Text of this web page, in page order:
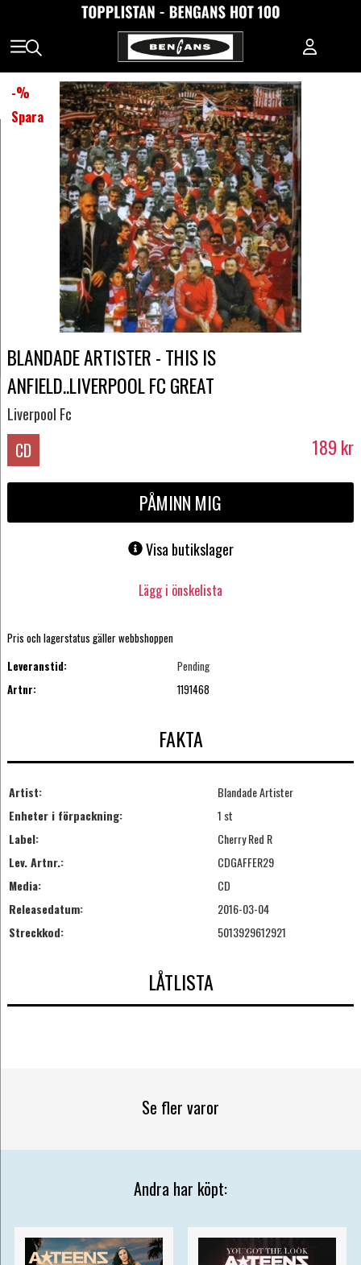
-%
Spara
BLANDADE ARTISTER - THIS IS
ANFIELD..LIVERPOOL FC GREAT
Liverpool Fc
CD 189 kr
PÅMINN MIG
Visa butikslager
Lägg i önskelista
Pris och lagerstatus gäller webbshoppen
Leveranstid:
Pending
Artnr:
1191468
FAKTA
Artist:
Blandade Artister
Enheter i förpackning:
1 st
Label:
Cherry Red R
Lev. Artnr.:
CDGAFFER29
Media:
CD
Releasedatum:
2016-03-04
Streckkod:
5013929612921
LÅTLISTA
Se fler varor
Andra har köpt: